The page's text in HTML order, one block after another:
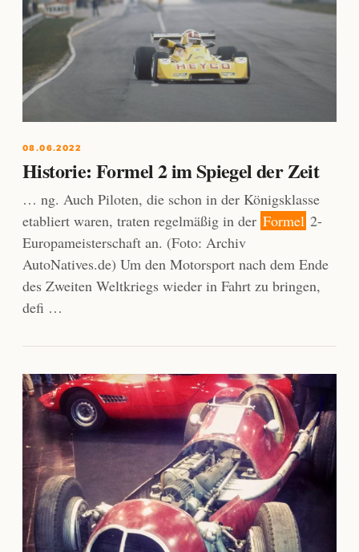
08.06.2022
Historie: Formel 2 im Spiegel der Zeit
… ng. Auch Piloten, die schon in der Königsklasse
etabliert waren, traten regelmäßig in der Formel 2-
Europameisterschaft an. (Foto: Archiv
AutoNatives.de) Um den Motorsport nach dem Ende
des Zweiten Weltkriegs wieder in Fahrt zu bringen,
defi …